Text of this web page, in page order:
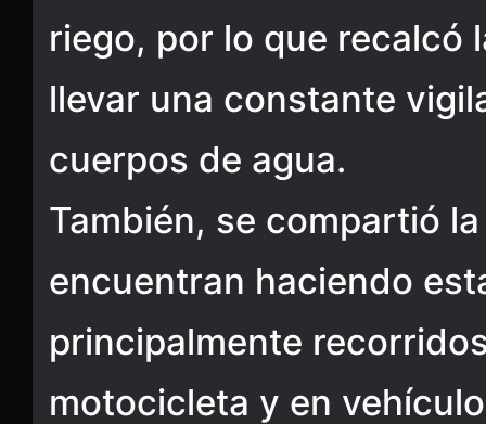
riego, por lo que recalcó
llevar una constante
cuerpos de agua.
También, se compartió
encuentran haciendo
principalmente
motocicleta y en